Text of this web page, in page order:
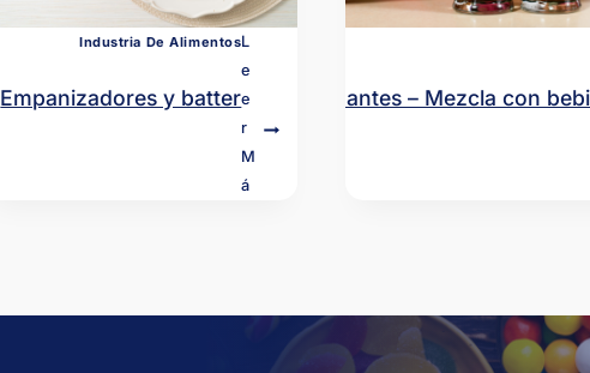
Industria De Alimentos
Empanizadores y batter
L
E
E
R
M
Á
Colas energizantes – Mezcla con